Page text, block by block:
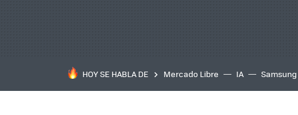
HOY SE HABLA DE Mercado Libre IA Samsung